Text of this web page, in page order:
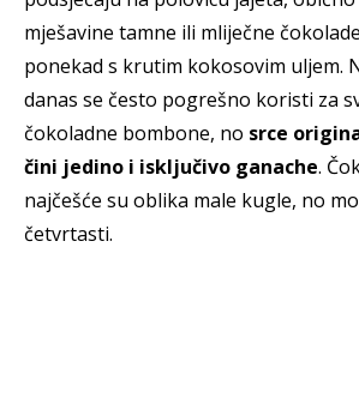
mješavine tamne ili mliječne
ponekad s krutim kokosovim uljem.
danas se često pogrešno koristi za
čokoladne bombone, no srce
čini jedino i isključivo ganache.
najčešće su oblika male kugle, no
četvrtasti.